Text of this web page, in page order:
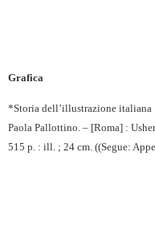
Grafica
*Storia dell’illustrazione
Paola Pallottino. – [Roma] :
515 p. : ill. ; 24 cm. ((Segue: